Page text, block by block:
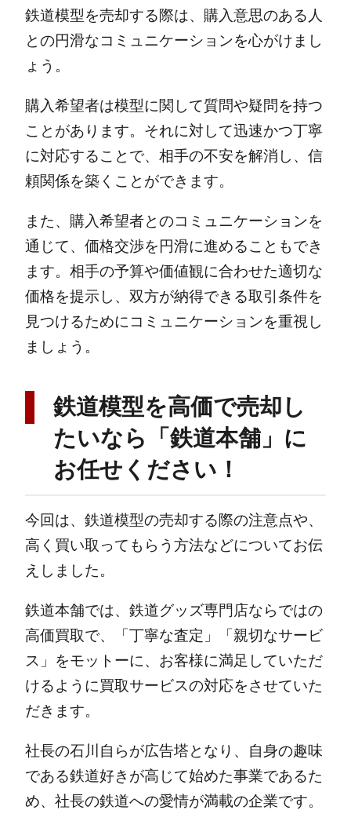
鉄道模型を売却する際は、購入意思のある人
との円滑なコミュニケーションを心がけまし
ょう。
購入希望者は模型に関して質問や疑問を持つ
ことがあります。それに対して迅速かつ丁寧
に対応することで、相手の不安を解消し、信
頼関係を築くことができます。
また、購入希望者とのコミュニケーションを
通じて、価格交渉を円滑に進めることもでき
ます。相手の予算や価値観に合わせた適切な
価格を提示し、双方が納得できる取引条件を
見つけるためにコミュニケーションを重視し
ましょう。
鉄道模型を高価で売却し
たいなら「鉄道本舗」に
お任せください！
今回は、鉄道模型の売却する際の注意点や、
高く買い取ってもらう方法などについてお伝
えしました。
鉄道本舗では、鉄道グッズ専門店ならではの
高価買取で、「丁寧な査定」「親切なサービ
ス」をモットーに、お客様に満足していただ
けるように買取サービスの対応をさせていた
だきます。
社長の石川自らが広告塔となり、自身の趣味
である鉄道好きが高じて始めた事業であるた
め、社長の鉄道への愛情が満載の企業です。